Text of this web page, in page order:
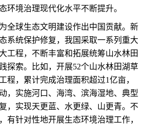
环境治理现代化水平不断提升。
球生态文明建设作出中国贡献。新
系统保护修复，我国采取一系列重大
工程，不断丰富和拓展统筹山水林田
探索。比如，开展52个山水林田湖草
程，累计完成治理面积超过1亿亩，
，实施河口、海湾、滨海湿地、典型
，实现天更蓝、水更绿、山更青。不
有针对性地开展生态环境治理工作，